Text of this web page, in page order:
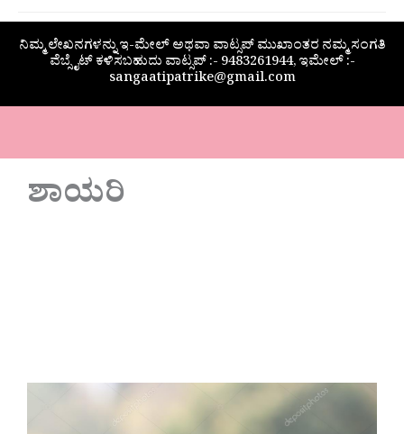
ನಿಮ್ಮ ಲೇಖನಗಳನ್ನು ಇ-ಮೇಲ್ ಅಥವಾ ವಾಟ್ಸಪ್ ಮುಖಾಂತರ ನಮ್ಮ ಸಂಗತಿ
ವೆಬ್ಸೈಟ್ ಕಳಿಸಬಹುದು ವಾಟ್ಸಪ್‌ :- 9483261944, ಇಮೇಲ್ :-
sangaatipatrike@gmail.com
ಶಾಯರಿ